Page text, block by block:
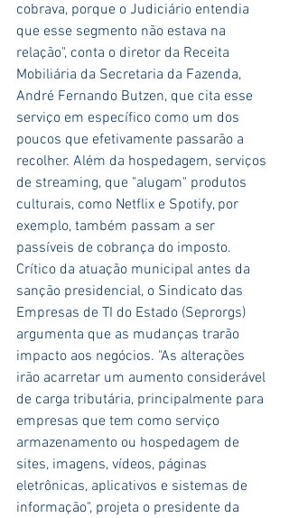
cobrava, porque o Judiciário entendia
que esse segmento não estava na
relação", conta o diretor da Receita
Mobiliária da Secretaria da Fazenda,
André Fernando Butzen, que cita esse
serviço em específico como um dos
poucos que efetivamente passarão a
recolher. Além da hospedagem, serviços
de streaming, que "alugam" produtos
culturais, como Netflix e Spotify, por
exemplo, também passam a ser
passíveis de cobrança do imposto.
Crítico da atuação municipal antes da
sanção presidencial, o Sindicato das
Empresas de TI do Estado (Seprorgs)
argumenta que as mudanças trarão
impacto aos negócios. "As alterações
irão acarretar um aumento considerável
de carga tributária, principalmente para
empresas que tem como serviço
armazenamento ou hospedagem de
sites, imagens, vídeos, páginas
eletrônicas, aplicativos e sistemas de
informação", projeta o presidente da